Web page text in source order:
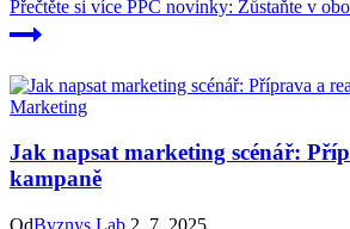
Přečtěte si více PPC novinky: Zůstaňte v
Marketing
Jak napsat marketing scénář:
kampaně